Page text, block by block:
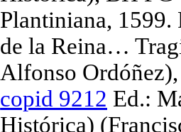
Plantiniana, 1599.
de la Reina…
Alfonso
copid 9212 Ed.:
Histórica)